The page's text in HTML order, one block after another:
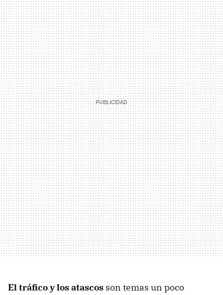
El tráfico y los atascos son temas un poco